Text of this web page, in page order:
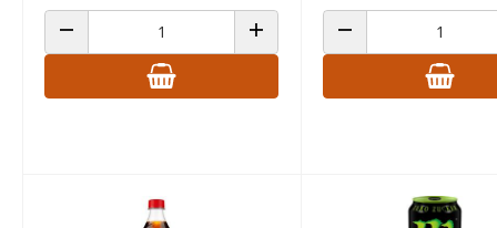
ANZAHL VERRINGERN ANZAHL ERHÖHENANZAHL VERRINGERN